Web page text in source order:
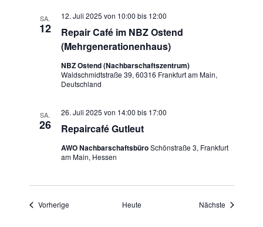
SA.
12
Repair Café im NBZ Ostend
(Mehrgenerationenhaus)
12. Juli 2025 von 10:00 bis 12:00
NBZ Ostend (Nachbarschaftszentrum)
Waldschmidtstraße 39, 60316 Frankfurt am Main,
Deutschland
SA.
26 Repaircafé Gutleut
26. Juli 2025 von 14:00 bis 17:00
AWO NachbarschaftsbüroSchönstraße 3, Frankfurt
am Main, Hessen
VorherigeVeranstaltungen Heute Nächste